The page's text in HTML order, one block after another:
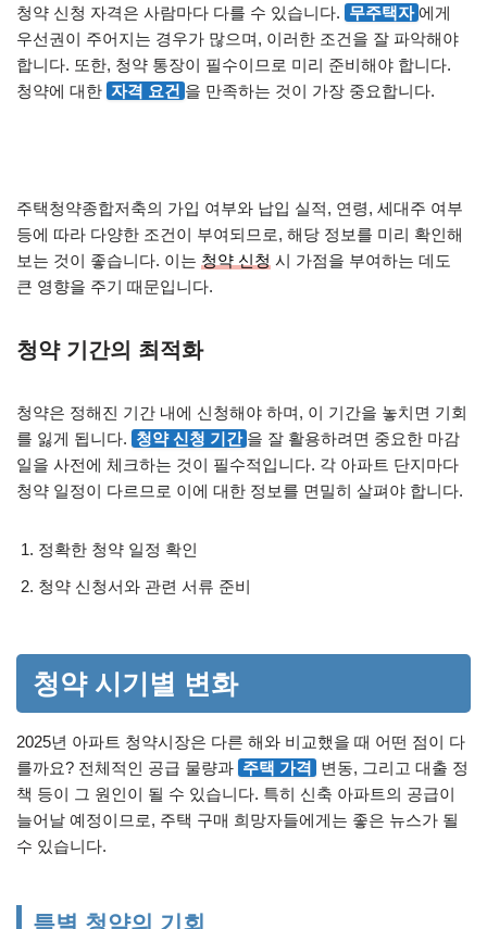
청약 신청 자격은 사람마다 다를 수 있습니다. 무주택자 에게
우선권이 주어지는 경우가 많으며, 이러한 조건을 잘 파악해야
합니다. 또한, 청약 통장이 필수이므로 미리 준비해야 합니다.
청약에 대한 자격 요건 을 만족하는 것이 가장 중요합니다.
주택청약종합저축의 가입 여부와 납입 실적, 연령, 세대주 여부
등에 따라 다양한 조건이 부여되므로, 해당 정보를 미리 확인해
보는 것이 좋습니다. 이는 청약 신청 시 가점을 부여하는 데도
큰 영향을 주기 때문입니다.
청약 기간의 최적화
청약은 정해진 기간 내에 신청해야 하며, 이 기간을 놓치면 기회
를 잃게 됩니다. 청약 신청 기간 을 잘 활용하려면 중요한 마감
일을 사전에 체크하는 것이 필수적입니다. 각 아파트 단지마다
청약 일정이 다르므로 이에 대한 정보를 면밀히 살펴야 합니다.
정확한 청약 일정 확인
청약 신청서와 관련 서류 준비
청약 시기별 변화
2025년 아파트 청약시장은 다른 해와 비교했을 때 어떤 점이 다
를까요? 전체적인 공급 물량과 주택 가격
변동, 그리고 대출 정
책 등이 그 원인이 될 수 있습니다. 특히 신축 아파트의 공급이
늘어날 예정이므로, 주택 구매 희망자들에게는 좋은 뉴스가 될
수 있습니다.
특별 청약의 기회